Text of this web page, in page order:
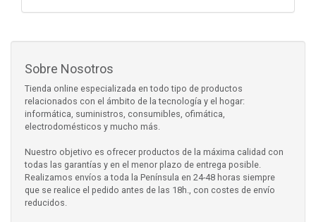
Sobre Nosotros
Tienda online especializada en todo tipo de productos
relacionados con el ámbito de la tecnología y el hogar:
informática, suministros, consumibles, ofimática,
electrodomésticos y mucho más.
Nuestro objetivo es ofrecer productos de la máxima calidad con
todas las garantías y en el menor plazo de entrega posible.
Realizamos envíos a toda la Península en 24-48 horas siempre
que se realice el pedido antes de las 18h., con costes de envío
reducidos.